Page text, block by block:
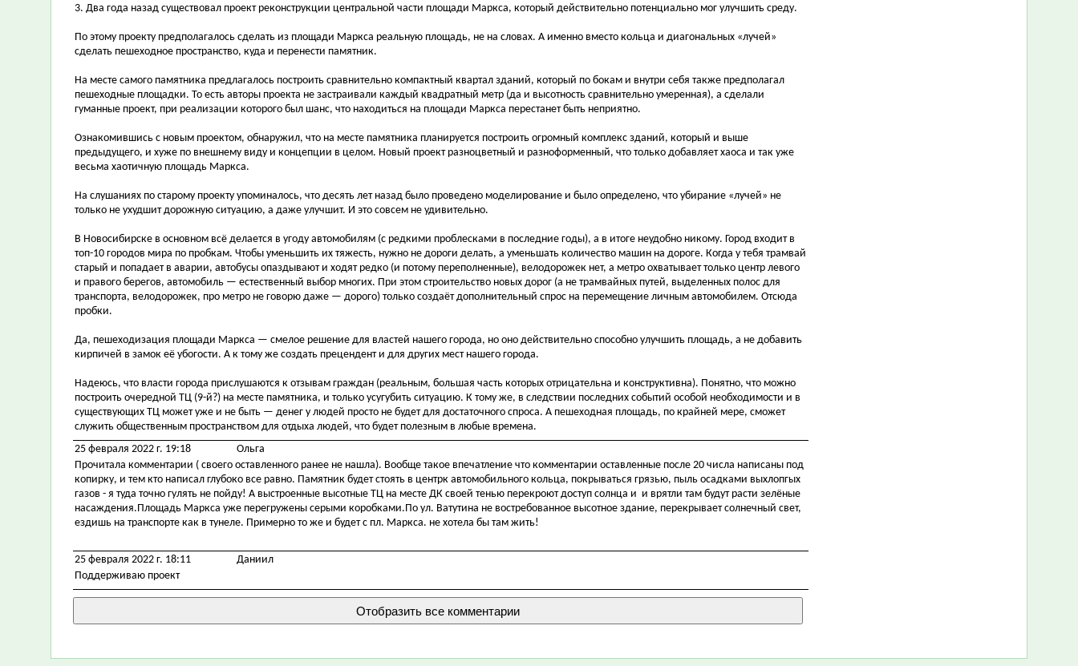
3. Два года назад существовал проект реконструкции центральной части площади Маркса, который действительно потенциально мог улучшить среду.
По этому проекту предполагалось сделать из площади Маркса реальную площадь, не на словах. А именно вместо кольца и диагональных «лучей»
сделать пешеходное пространство, куда и перенести памятник.
На месте самого памятника предлагалось построить сравнительно компактный квартал зданий, который по бокам и внутри себя также предполагал
пешеходные площадки. То есть авторы проекта не застраивали каждый квадратный метр (да и высотность сравнительно умеренная), а сделали
гуманные проект, при реализации которого был шанс, что находиться на площади Маркса перестанет быть неприятно.
Ознакомившись с новым проектом, обнаружил, что на месте памятника планируется построить огромный комплекс зданий, который и выше
предыдущего, и хуже по внешнему виду и концепции в целом. Новый проект разноцветный и разноформенный, что только добавляет хаоса и так уже
весьма хаотичную площадь Маркса.
На слушаниях по старому проекту упоминалось, что десять лет назад было проведено моделирование и было определено, что убирание «лучей» не
только не ухудшит дорожную ситуацию, а даже улучшит. И это совсем не удивительно.
В Новосибирске в основном всё делается в угоду автомобилям (с редкими проблесками в последние годы), а в итоге неудобно никому. Город входит в
топ-10 городов мира по пробкам. Чтобы уменьшить их тяжесть, нужно не дороги делать, а уменьшать количество машин на дороге. Когда у тебя трамвай
старый и попадает в аварии, автобусы опаздывают и ходят редко (и потому переполненные), велодорожек нет, а метро охватывает только центр левого
и правого берегов, автомобиль — естественный выбор многих. При этом строительство новых дорог (а не трамвайных путей, выделенных полос для
транспорта, велодорожек, про метро не говорю даже — дорого) только создаёт дополнительный спрос на перемещение личным автомобилем. Отсюда
пробки.
Да, пешеходизация площади Маркса — смелое решение для властей нашего города, но оно действительно способно улучшить площадь, а не добавить
кирпичей в замок её убогости. А к тому же создать прецендент и для других мест нашего города.
Надеюсь, что власти города прислушаются к отзывам граждан (реальным, большая часть которых отрицательна и конструктивна). Понятно, что можно
построить очередной ТЦ (9-й?) на месте памятника, и только усугубить ситуацию. К тому же, в следствии последних событий особой необходимости и в
существующих ТЦ может уже и не быть — денег у людей просто не будет для достаточного спроса. А пешеходная площадь, по крайней мере, сможет
служить общественным пространством для отдыха людей, что будет полезным в любые времена.
25 февраля 2022 г. 19:18
Ольга
Прочитала комментарии ( своего оставленного ранее не нашла). Вообще такое впечатление что комментарии оставленные после 20 числа написаны под
копирку, и тем кто написал глубоко все равно. Памятник будет стоять в центрк автомобильного кольца, покрываться грязью, пыль осадками выхлопгых
газов - я туда точно гулять не пойду! А выстроенные высотные ТЦ на месте ДК своей тенью перекроют доступ солнца и и врятли там будут расти зелёные
насаждения.Площадь Маркса уже перегружены серыми коробками.По ул. Ватутина не востребованное высотное здание, перекрывает солнечный свет,
ездишь на транспорте как в тунеле. Примерно то же и будет с пл. Маркса. не хотела бы там жить!
25 февраля 2022 г. 18:11
Даниил
Поддерживаю проект